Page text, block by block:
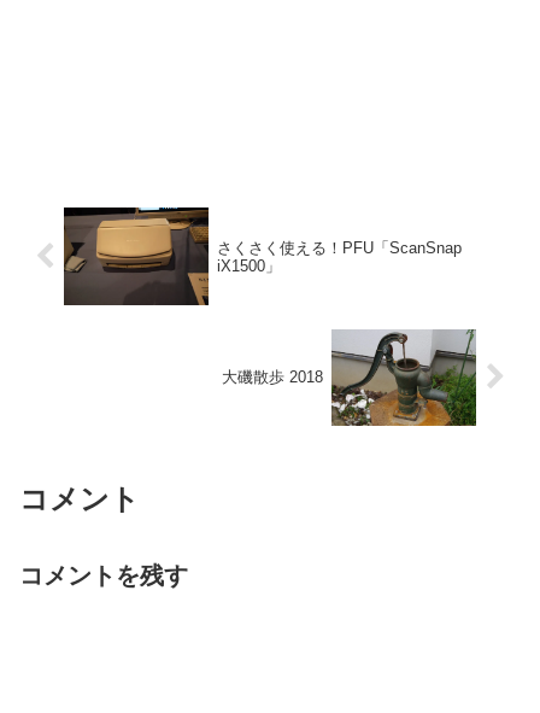
さくさく使える！PFU「ScanSnap
iX1500」
大磯散歩 2018
コメント
コメントを残す